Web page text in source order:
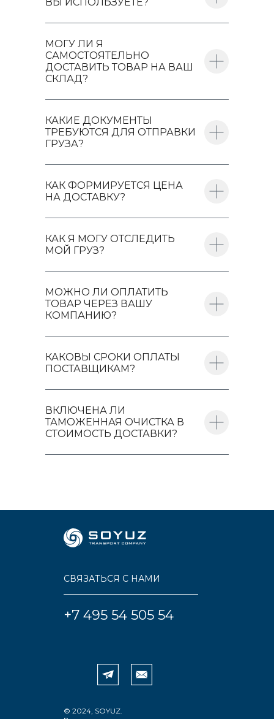
МОГУ ЛИ Я
САМОСТОЯТЕЛЬНО
ДОСТАВИТЬ ТОВАР НА ВАШ
СКЛАД?
КАКИЕ ДОКУМЕНТЫ
ТРЕБУЮТСЯ ДЛЯ ОТПРАВКИ
ГРУЗА?
КАК ФОРМИРУЕТСЯ ЦЕНА
НА ДОСТАВКУ?
КАК Я МОГУ ОТСЛЕДИТЬ
МОЙ ГРУЗ?
МОЖНО ЛИ ОПЛАТИТЬ
ТОВАР ЧЕРЕЗ ВАШУ
КОМПАНИЮ?
КАКОВЫ СРОКИ ОПЛАТЫ
ПОСТАВЩИКАМ?
ВКЛЮЧЕНА ЛИ
ТАМОЖЕННАЯ ОЧИСТКА В
СТОИМОСТЬ ДОСТАВКИ?
СВЯЗАТЬСЯ С НАМИ
+7 495 54 505 54
© 2024, SOYUZ.